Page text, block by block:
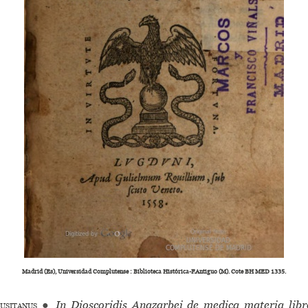
Madrid (Es), Universidad Complutense : Biblioteca Histórica-F.Antiguo (M). Cote BH MED 1335.
● In Dioscoridis Anazarbei de medica materia